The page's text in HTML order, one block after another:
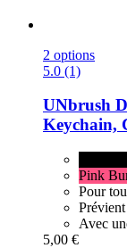
2 options
5.0 (1)
UNbrush
Keychain,
Pink
Pour
Avec
5,00 €